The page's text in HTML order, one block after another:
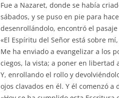
Fue a Nazaret, donde se había
sábados, y se puso en pie para
desenrollándolo, encontró el
«El Espíritu del Señor está sobre
Me ha enviado a evangelizar a los
ciegos, la vista; a poner en libertad
Y, enrollando el rollo y
ojos clavados en él. Y él comenzó a